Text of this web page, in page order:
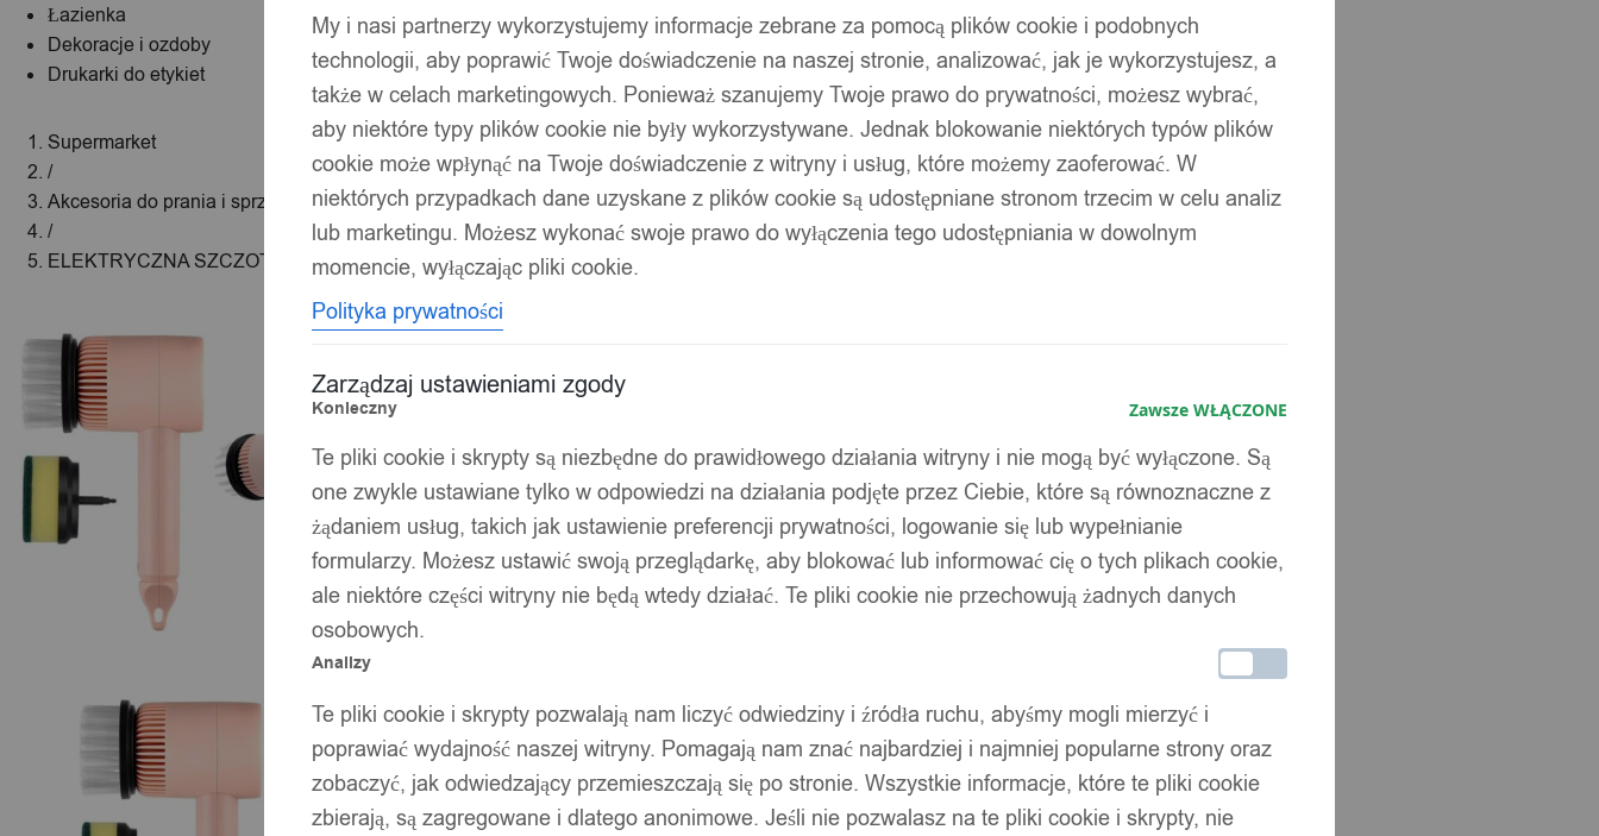
Łazienka
Dekoracje i ozdoby
Drukarki do etykiet
Supermarket
/
Akcesoria do prania i sprzątania
/
ELEKTRYCZNA SZCZOTKA SZORUJĄCA DO CZYSZCZENIA KUCHNI ŁAZIENKI OBROTOWA USB
My i nasi partnerzy wykorzystujemy informacje zebrane za pomocą plików cookie i podobnych
technologii, aby poprawić Twoje doświadczenie na naszej stronie, analizować, jak je wykorzystujesz, a
także w celach marketingowych. Ponieważ szanujemy Twoje prawo do prywatności, możesz wybrać,
aby niektóre typy plików cookie nie były wykorzystywane. Jednak blokowanie niektórych typów plików
cookie może wpłynąć na Twoje doświadczenie z witryny i usług, które możemy zaoferować. W
niektórych przypadkach dane uzyskane z plików cookie są udostępniane stronom trzecim w celu analiz
lub marketingu. Możesz wykonać swoje prawo do wyłączenia tego udostępniania w dowolnym
momencie, wyłączając pliki cookie.
Polityka prywatności
Zarządzaj ustawieniami zgody
Konieczny Zawsze WŁĄCZONE
Te pliki cookie i skrypty są niezbędne do prawidłowego działania witryny i nie mogą być wyłączone. Są
one zwykle ustawiane tylko w odpowiedzi na działania podjęte przez Ciebie, które są równoznaczne z
żądaniem usług, takich jak ustawienie preferencji prywatności, logowanie się lub wypełnianie
formularzy. Możesz ustawić swoją przeglądarkę, aby blokować lub informować cię o tych plikach cookie,
ale niektóre części witryny nie będą wtedy działać. Te pliki cookie nie przechowują żadnych danych
osobowych.
Analizy
Te pliki cookie i skrypty pozwalają nam liczyć odwiedziny i źródła ruchu, abyśmy mogli mierzyć i
poprawiać wydajność naszej witryny. Pomagają nam znać najbardziej i najmniej popularne strony oraz
zobaczyć, jak odwiedzający przemieszczają się po stronie. Wszystkie informacje, które te pliki cookie
zbierają, są zagregowane i dlatego anonimowe. Jeśli nie pozwalasz na te pliki cookie i skrypty, nie